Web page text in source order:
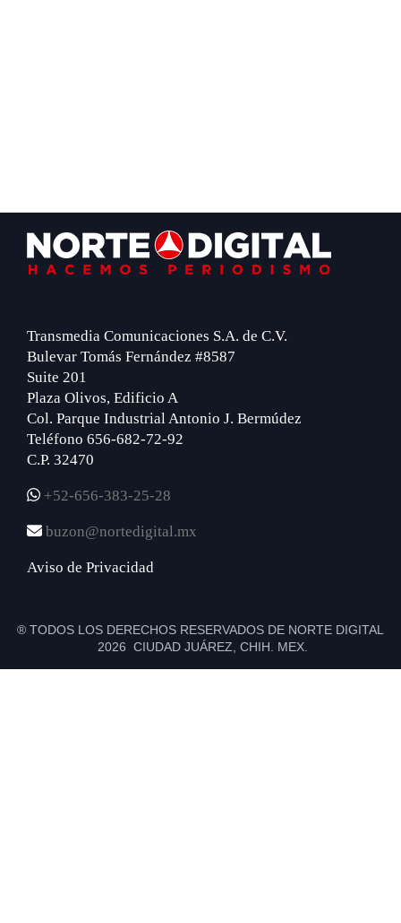
Footer
Transmedia Comunicaciones S.A. de C.V.
Bulevar Tomás Fernández #8587
Suite 201
Plaza Olivos, Edificio A
Col. Parque Industrial Antonio J. Bermúdez
Teléfono 656-682-72-92
C.P. 32470
+52-656-383-25-28
buzon@nortedigital.mx
Aviso de Privacidad
® TODOS LOS DERECHOS RESERVADOS DE NORTE DIGITAL
2026 CIUDAD JUÁREZ, CHIH. MEX.